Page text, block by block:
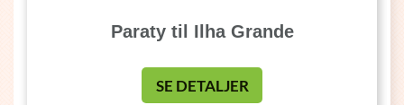
Paraty til Ilha Grande
SE DETALJER